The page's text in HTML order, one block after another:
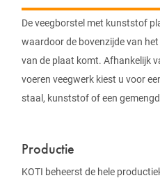
De veegborstel met kunststof
waardoor de bovenzijde van
van de plaat komt. Afhankelijk
voeren veegwerk kiest u voor
staal, kunststof of een
Productie
KOTI beheerst de hele